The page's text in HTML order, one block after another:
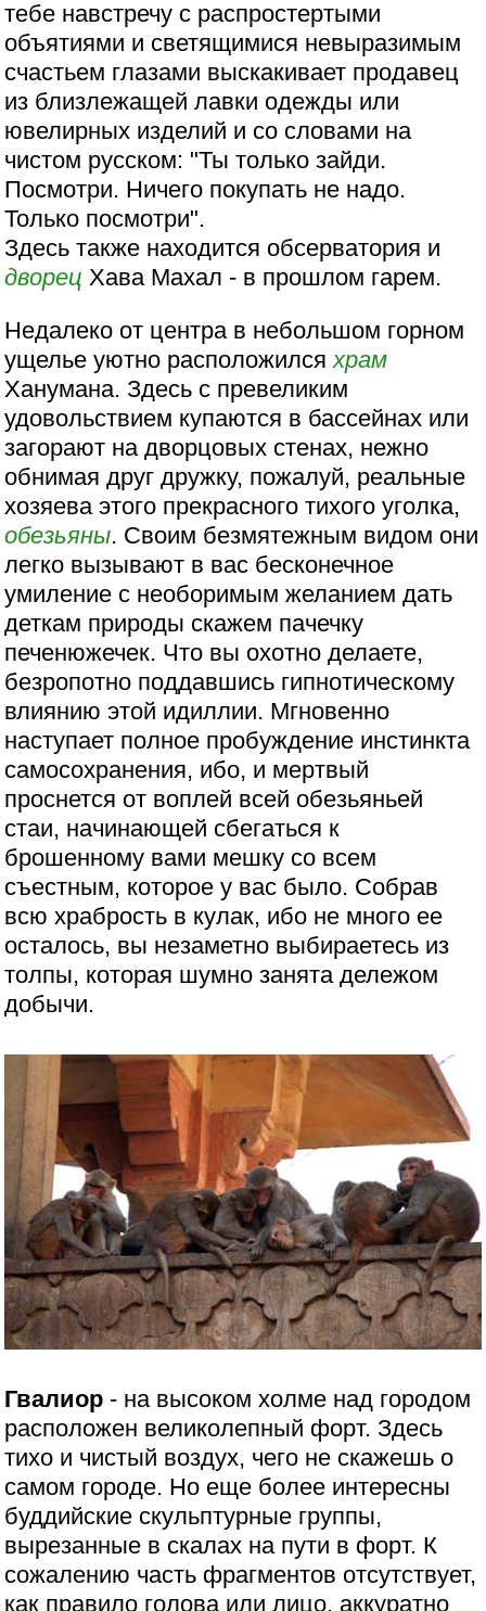
тебе навстречу с распростертыми
объятиями и светящимися невыразимым
счастьем глазами выскакивает продавец
из близлежащей лавки одежды или
ювелирных изделий и со словами на
чистом русском: "Ты только зайди.
Посмотри. Ничего покупать не надо.
Только посмотри".
Здесь также находится обсерватория и
дворец Хава Махал - в прошлом гарем.
Недалеко от центра в небольшом горном
ущелье уютно расположилсяхрам
Ханумана. Здесь с превеликим
удовольствием купаются в бассейнах или
загорают на дворцовых стенах, нежно
обнимая друг дружку, пожалуй, реальные
хозяева этого прекрасного тихого уголка,
обезьяны. Своим безмятежным видом они
легко вызывают в вас бесконечное
умиление с необоримым желанием дать
деткам природы скажем пачечку
печенюжечек. Что вы охотно делаете,
безропотно поддавшись гипнотическому
влиянию этой идиллии. Мгновенно
наступает полное пробуждение инстинкта
самосохранения, ибо, и мертвый
проснется от воплей всей обезьяньей
стаи, начинающей сбегаться к
брошенному вами мешку со всем
съестным, которое у вас было. Собрав
всю храбрость в кулак, ибо не много ее
осталось, вы незаметно выбираетесь из
толпы, которая шумно занята дележом
добычи.
Гвалиор - на высоком холме над городом
расположен великолепный форт. Здесь
тихо и чистый воздух, чего не скажешь о
самом городе. Но еще более интересны
буддийские скульптурные группы,
вырезанные в скалах на пути в форт. К
сожалению часть фрагментов отсутствует,
как правило голова или лицо, аккуратно